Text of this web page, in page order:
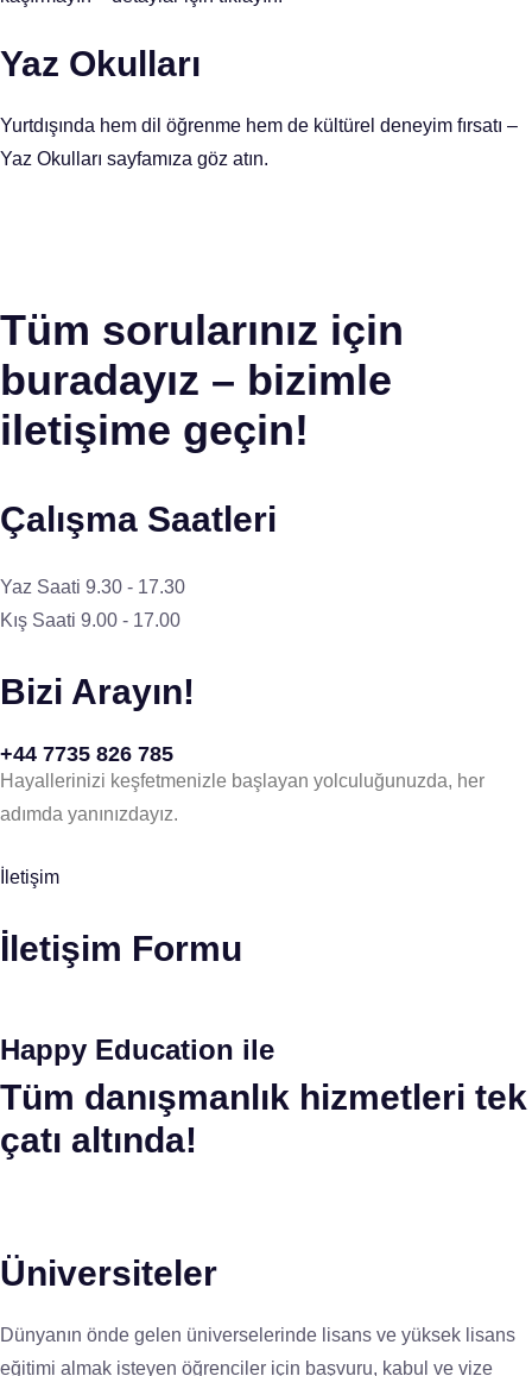
Yaz Okulları
Yurtdışında hem dil öğrenme hem de kültürel deneyim fırsatı –
Yaz Okulları sayfamıza göz atın.
Tüm sorularınız için
buradayız – bizimle
iletişime geçin!
Çalışma Saatleri
Yaz Saati 9.30 - 17.30
Kış Saati 9.00 - 17.00
Bizi Arayın!
+44 7735 826 785
Hayallerinizi keşfetmenizle başlayan yolculuğunuzda, her
adımda yanınızdayız.
İletişim
İletişim Formu
Happy Education ile
Tüm danışmanlık hizmetleri tek
çatı altında!
Üniversiteler
Dünyanın önde gelen üniverselerinde lisans ve yüksek lisans
eğitimi almak isteyen öğrenciler için başvuru, kabul ve vize